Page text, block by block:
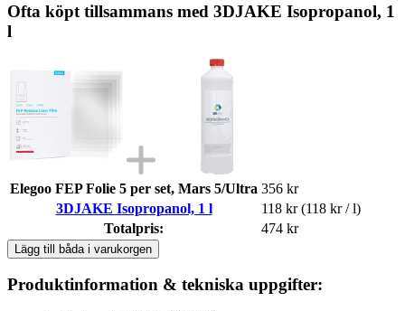
Ofta köpt tillsammans med 3DJAKE Isopropanol, 1
l
Elegoo FEP Folie 5 per set, Mars 5/Ultra 356 kr
3DJAKE Isopropanol, 1 l
118 kr (118 kr / l)
Totalpris:
474 kr
Lägg till båda i varukorgen
Produktinformation & tekniska uppgifter: